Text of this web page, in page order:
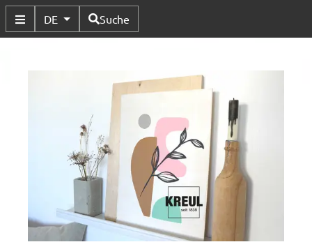
Untermenü Umschalten
DE Verfügbare Sprachen
Suche